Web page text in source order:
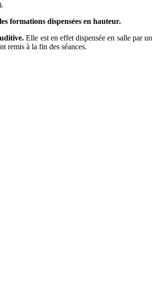
formations dispensées en hauteur.
Elle est en effet dispensée en salle par un
remis à la fin des séances.